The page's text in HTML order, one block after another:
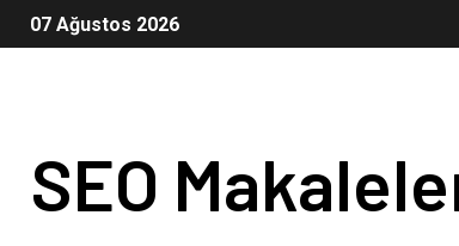
07 Ağustos 2026
SEO